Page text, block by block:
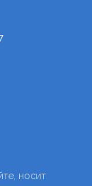
носит